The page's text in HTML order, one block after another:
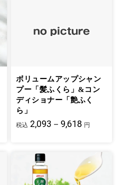
ボリュームアップシャン
プー「髪ふくら」&コン
ディショナー「艶ふく
ら」
税込 2,093－9,618 円